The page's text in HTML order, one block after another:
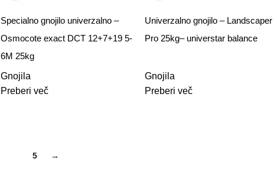
Specialno gnojilo univerzalno –
Osmocote exact DCT 12+7+19 5-
6M 25kg
Gnojila
Preberi več
Univerzalno gnojilo – Landscaper
Pro 25kg– universtar balance
Gnojila
Preberi več
5 →